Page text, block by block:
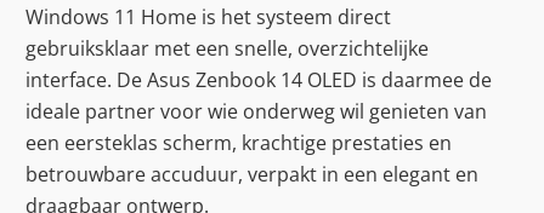
Windows 11 Home is het systeem direct
gebruiksklaar met een snelle, overzichtelijke
interface. De Asus Zenbook 14 OLED is daarmee de
ideale partner voor wie onderweg wil genieten van
een eersteklas scherm, krachtige prestaties en
betrouwbare accuduur, verpakt in een elegant en
draagbaar ontwerp.